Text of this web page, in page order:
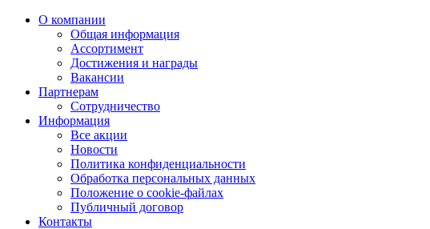
О компании
Общая информация
Ассортимент
Достижения и награды
Вакансии
Партнерам
Сотрудничество
Информация
Все акции
Новости
Политика конфиденциальности
Обработка персональных данных
Положение о cookie-файлах
Публичный договор
Контакты